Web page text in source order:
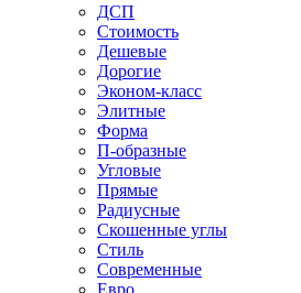
ДСП
Стоимость
Дешевые
Дорогие
Эконом-класс
Элитные
Форма
П-образные
Угловые
Прямые
Радиусные
Скошенные углы
Стиль
Современные
Евро